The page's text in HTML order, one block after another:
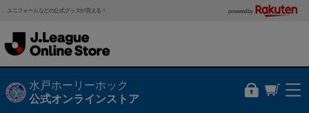
ユニフォームなどの公式グッズが買える！ powered by
水戸ホーリーホック
公式オンラインストア